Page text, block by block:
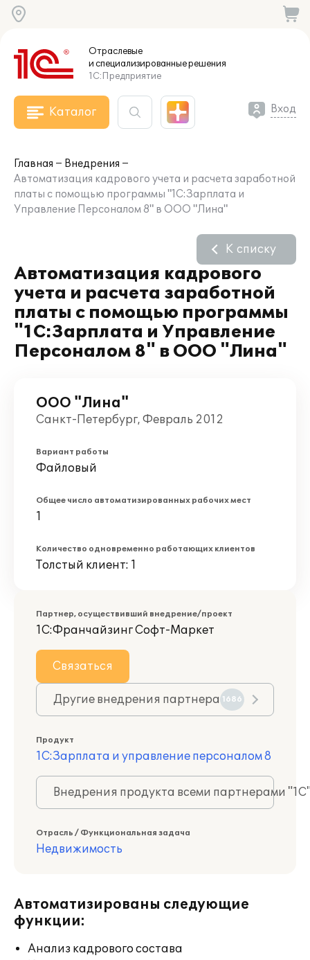
Отраслевые
и специализированныерешения
1С:Предприятие
Каталог Вход
Главная
Внедрения
Автоматизация кадрового учета и расчета заработной
платы с помощью программы "1С:Зарплата и
Управление Персоналом 8" в ООО "Лина"
Автоматизация кадрового
учета и расчета заработной
платы с помощью программы
"1С:Зарплата и Управление
Персоналом 8" в ООО "Лина"
К списку
ООО "Лина"
Санкт-Петербург, Февраль 2012
Вариант работы
Файловый
Общее число автоматизированных рабочих мест
1
Количество одновременно работающих клиентов
Толстый клиент: 1
Партнер, осуществивший внедрение/проект
1С:Франчайзинг Софт-Маркет
Связаться
Другие внедрения партнера 1686
Продукт
1С:Зарплата и управление персоналом 8
Внедрения продукта всеми партнерами
Отрасль / Функциональная задача
Недвижимость
Автоматизированы следующие
функции:
Анализ кадрового состава